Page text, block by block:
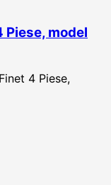
Piese, model
4 Piese,